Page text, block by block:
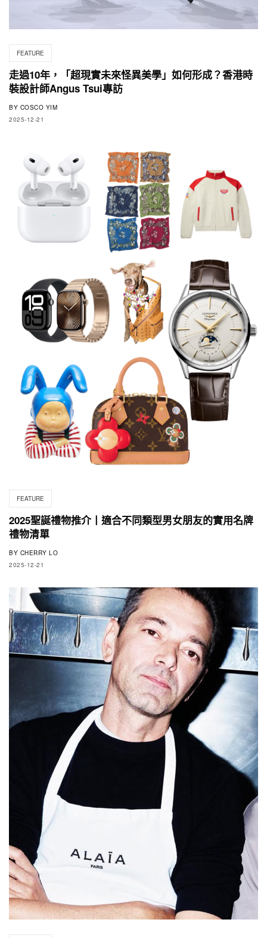
FEATURE
走過10年，「超現實未來怪異美學」如何形成？香港時
裝設計師Angus Tsui專訪
BY COSCO YIM
2025-12-21
FEATURE
2025聖誕禮物推介丨適合不同類型男女朋友的實用名牌
禮物清單
BY CHERRY LO
2025-12-21